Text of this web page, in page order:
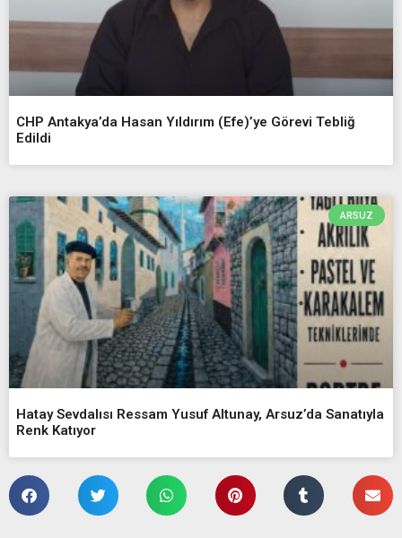
CHP Antakya’da Hasan Yıldırım (Efe)’ye Görevi Tebliğ
Edildi
ARSUZ
Hatay Sevdalısı Ressam Yusuf Altunay, Arsuz’da Sanatıyla
Renk Katıyor